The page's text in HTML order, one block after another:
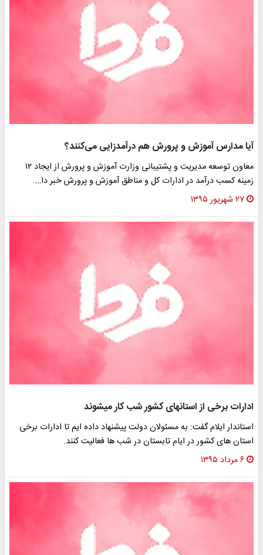
آیا مدارس آموزش و پرورش هم درآمدزایی می‌کنند؟
معاون توسعه مدیریت و پشتیبانی وزارت آموزش و پرورش از ایجاد ۱۲
زمینه کسب درآمد در ادارات کل و مناطق آموزش و پرورش خبر دا…
۲۷ شهریور ۱۳۹۵
ادارات برخی از استان‎های کشور شب کار می‎شوند
استاندار ایلام گفت: به مسئولان دولت پیشنهاد داده ایم تا ادارات برخی
استان های کشور در ایام تابستان در شب ها فعالیت کنند.
۶ مرداد ۱۳۹۵